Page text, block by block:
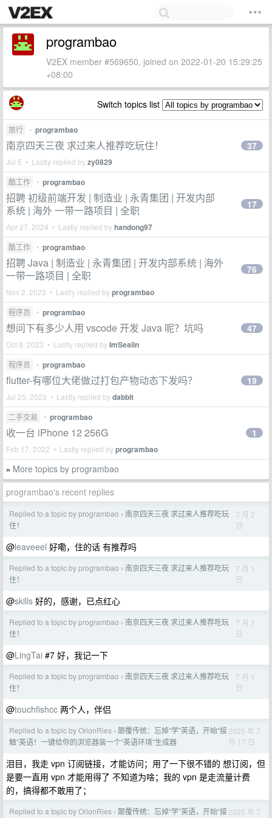
programbao
V2EX member #569650, joined on 2022-01-20 15:29:25
+08:00
Switch topics list
旅行 • programbao
南京四天三夜 求过来人推荐吃玩住！
Jul 5 • Lastly replied byzy0829
37
酷工作 • programbao
招聘 初级前端开发 | 制造业 | 永青集团 | 开发内部
系统 | 海外 一带一路项目 | 全职
Apr 27, 2024 • Lastly replied byhandong97
17
酷工作 • programbao
招聘 Java | 制造业 | 永青集团 | 开发内部系统 | 海外
一带一路项目 | 全职
Nov 2, 2023 • Lastly replied byprogrambao
76
程序员 • programbao
想问下有多少人用 vscode 开发 Java 呢？坑吗
Oct 9, 2023 • Lastly replied byImSealin
47
程序员 • programbao
flutter-有哪位大佬做过打包产物动态下发吗？
Jul 25, 2023 • Lastly replied bydabbit
19
二手交易 • programbao
收一台 iPhone 12 256G
Feb 17, 2022 • Lastly replied byprogrambao
1
» More topics by programbao
programbao's recent replies
Replied to a topic by programbao › 南京四天三夜 求过来人推荐吃玩
住！
7 月 2
日
@leaveeel 好嘞，住的话 有推荐吗
Replied to a topic by programbao › 南京四天三夜 求过来人推荐吃玩
住！
7 月 1
日
@skills 好的，感谢，已点红心
Replied to a topic by programbao › 南京四天三夜 求过来人推荐吃玩
住！
7 月 1
日
@LingTai #7 好，我记一下
Replied to a topic by programbao › 南京四天三夜 求过来人推荐吃玩
住！
7 月 1
日
@touchfishcc 两个人，伴侣
Replied to a topic by OrionRies › 颠覆传统：忘掉“学”英语，开始“接
触”英语！一键给你的浏览器装一个“英语环境”生成器
2025 年 7
月 17 日
泪目，我走 vpn 订阅链接，才能访问；用了一下很不错的 想订阅，但
是要一直用 vpn 才能用得了 不知道为啥；我的 vpn 是走流量计费
的，搞得都不敢用了；
Replied to a topic by OrionRies › 颠覆传统：忘掉“学”英语，开始“接2025 年 7